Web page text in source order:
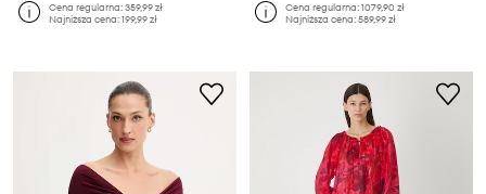
Cena regularna:359,99 zł
Najniższa cena:199,99 zł
Cena regularna:1079,90 zł
Najniższa cena:589,99 zł